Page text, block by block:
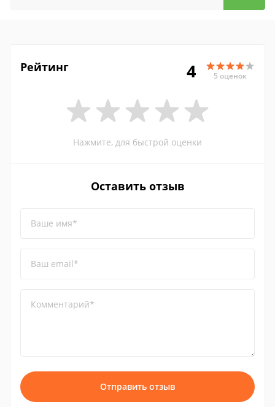
Рейтинг 4 5 оценок
Нажмите, для быстрой оценки
Оставить отзыв
Ваше имя*
Ваш email*
Комментарий*
Отправить отзыв